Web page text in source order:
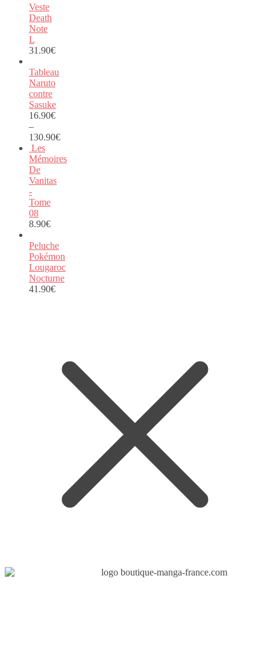
Veste
Death
Note
L
31.90€
Tableau
Naruto
contre
Sasuke
16.90€
–
130.90€
Les
Mémoires
De
Vanitas
-
Tome
08
8.90€
Peluche
Pokémon
Lougaroc
Nocturne
41.90€